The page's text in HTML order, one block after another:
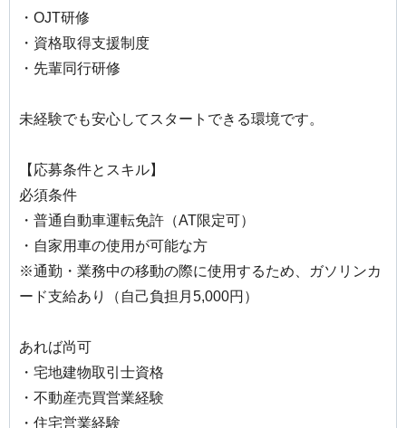
・OJT研修
・資格取得支援制度
・先輩同行研修
未経験でも安心してスタートできる環境です。
【応募条件とスキル】
必須条件
・普通自動車運転免許（AT限定可）
・自家用車の使用が可能な方
※通勤・業務中の移動の際に使用するため、ガソリンカ
ード支給あり（自己負担月5,000円）
あれば尚可
・宅地建物取引士資格
・不動産売買営業経験
・住宅営業経験